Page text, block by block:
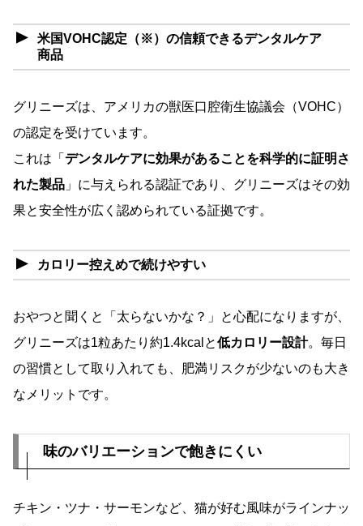
米国VOHC認定（※）の信頼できるデンタルケア
商品
グリニーズは、アメリカの獣医口腔衛生協議会（VOHC）
の認定を受けています。
これは「 デンタルケアに効果があることを科学的に証明さ
れた製品 」に与えられる認証であり、グリニーズはその効
果と安全性が広く認められている証拠です。
カロリー控えめで続けやすい
おやつと聞くと「太らないかな？」と心配になりますが、
グリニーズは1粒あたり約1.4kcalと低カロリー設計。毎日
の習慣として取り入れても、肥満リスクが少ないのも大き
なメリットです。
味のバリエーションで飽きにくい
チキン・ツナ・サーモンなど、猫が好む風味がラインナッ